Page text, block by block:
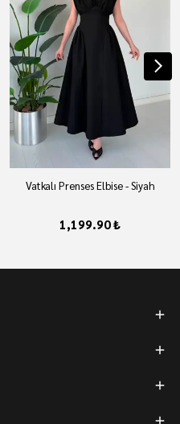
Vatkalı Prenses Elbise - Siyah
1,199.90 ₺